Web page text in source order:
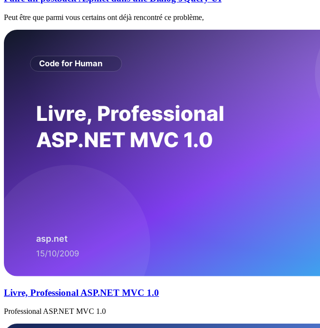
Peut être que parmi vous certains ont déjà rencontré ce problème,
Livre, Professional ASP.NET MVC 1.0
Professional ASP.NET MVC 1.0